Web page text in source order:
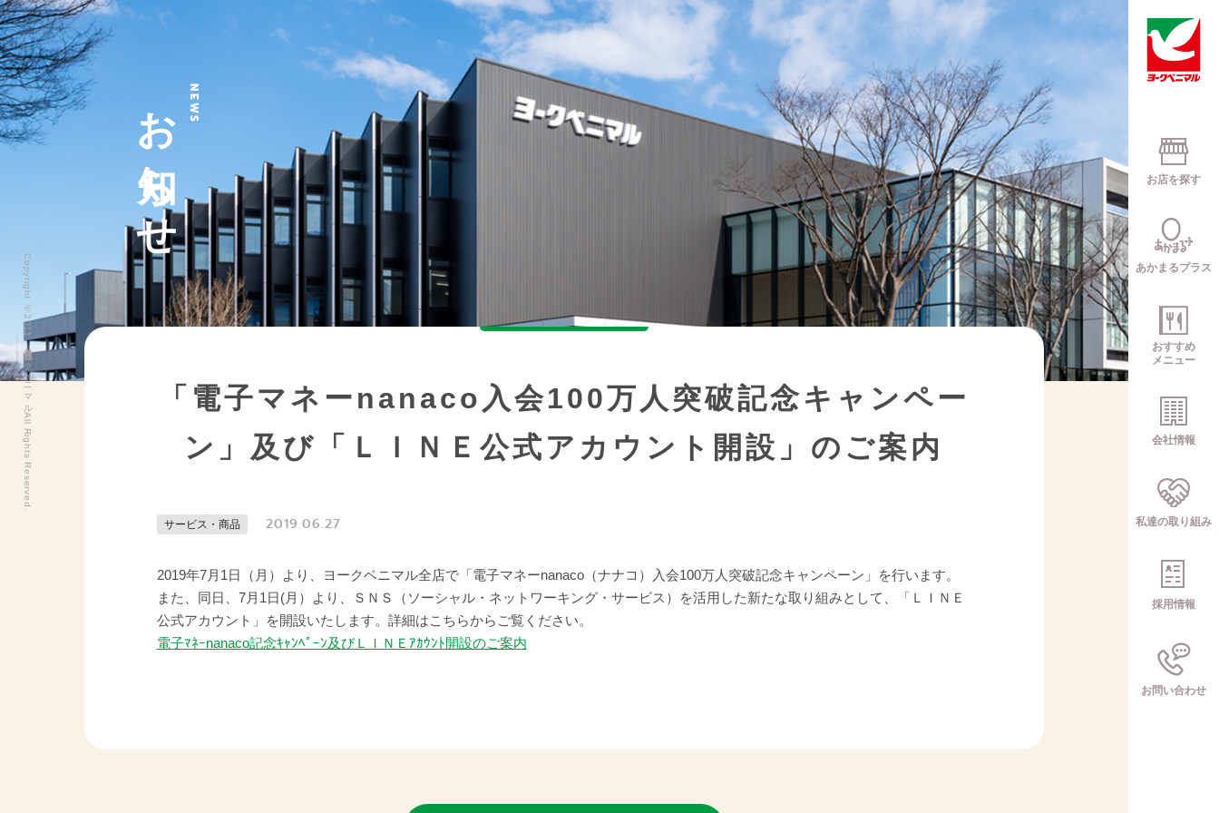
お店を探す
あかまるプラス
おすすめ
メニュー
会社情報
私達の取り組み
採用情報
お問い合わせ
NEWS
お知らせ
「電子マネーnanaco入会100万人突破記念キャンペー
ン」及び「ＬＩＮＥ公式アカウント開設」のご案内
サービス・商品 2019.06.27
2019年7月1日（月）より、ヨークベニマル全店で「電子マネーnanaco（ナナコ）入会100万人突破記念キャンペーン」を行います。
また、同日、7月1日(月）より、ＳＮＳ（ソーシャル・ネットワーキング・サービス）を活用した新たな取り組みとして、「ＬＩＮＥ
公式アカウント」を開設いたします。詳細はこちらからご覧ください。
電子ﾏﾈｰnanaco記念ｷｬﾝﾍﾟｰﾝ及びＬＩＮＥｱｶｳﾝﾄ開設のご案内
Copyright ©2011 株式会社ヨークベニマル All Rights Reserved.